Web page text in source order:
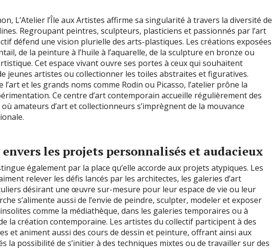
L’Atelier l’Île aux Artistes affirme sa singularité à travers la diversité de
Regroupant peintres, sculpteurs, plasticiens et passionnés par l’art
défend une vision plurielle des arts-plastiques. Les créations exposées
de la peinture à l’huile à l’aquarelle, de la sculpture en bronze ou
Cet espace vivant ouvre ses portes à ceux qui souhaitent
jeunes artistes ou collectionner les toiles abstraites et figuratives.
l’art et les grands noms comme Rodin ou Picasso, l’atelier prône la
Ce centre d’art contemporain accueille régulièrement des
amateurs d’art et collectionneurs s’imprègnent de la mouvance
envers les projets personnalisés et audacieux
également par la place qu’elle accorde aux projets atypiques. Les
relever les défis lancés par les architectes, les galeries d’art
désirant une œuvre sur-mesure pour leur espace de vie ou leur
s’alimente aussi de l’envie de peindre, sculpter, modeler et exposer
comme la médiathèque, dans les galeries temporaires ou à
la création contemporaine. Les artistes du collectif participent à des
et animent aussi des cours de dessin et peinture, offrant ainsi aux
la possibilité de s’initier à des techniques mixtes ou de travailler sur des